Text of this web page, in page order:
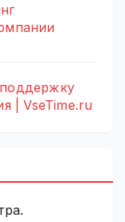
| VseTime.ru